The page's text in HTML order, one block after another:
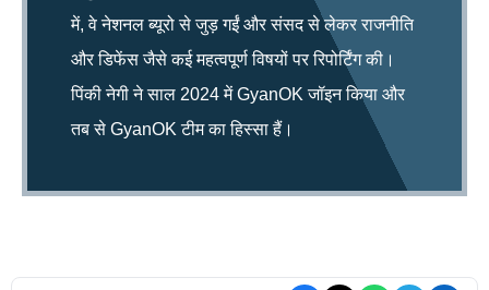
में, वे नेशनल ब्यूरो से जुड़ गईं और संसद से लेकर राजनीति
और डिफेंस जैसे कई महत्वपूर्ण विषयों पर रिपोर्टिंग की।
पिंकी नेगी ने साल 2024 में GyanOK जॉइन किया और
तब से GyanOK टीम का हिस्सा हैं।